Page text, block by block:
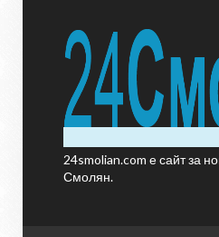
24smolian.com е сайт за
Смолян.